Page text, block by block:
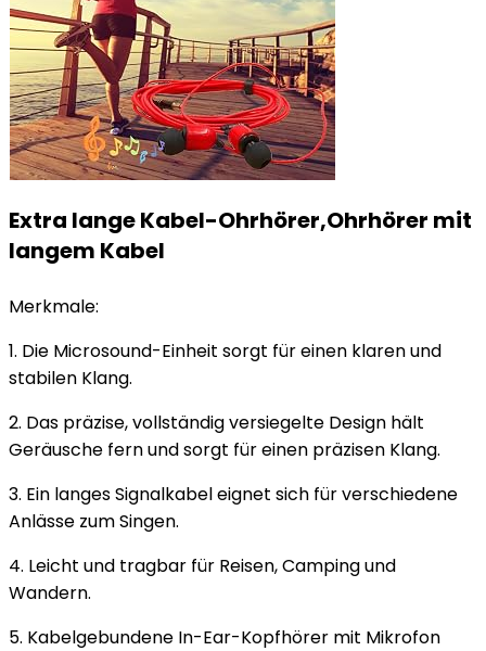
Extra lange Kabel-Ohrhörer,Ohrhörer mit
langem Kabel
Merkmale:
1. Die Microsound-Einheit sorgt für einen klaren und
stabilen Klang.
2. Das präzise, ​​vollständig versiegelte Design hält
Geräusche fern und sorgt für einen präzisen Klang.
3. Ein langes Signalkabel eignet sich für verschiedene
Anlässe zum Singen.
4. Leicht und tragbar für Reisen, Camping und
Wandern.
5. Kabelgebundene In-Ear-Kopfhörer mit Mikrofon